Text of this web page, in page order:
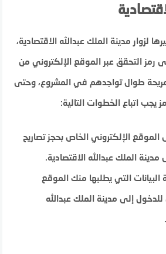
لزوار مدينة الملك عبدالله الاقتصادية،
التحقق عبر الموقع الإلكتروني من
طوال تواجدهم في المشروع، وحتى
يجب اتباع الخطوات التالية:
الموقع الإلكتروني الخاص بحجز تصاريح
الملك عبدالله الاقتصادية.
البيانات التي يطلبها منك الموقع
للدخول إلى مدينة الملك عبدالله